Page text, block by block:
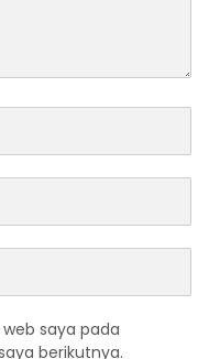
saya pada
berikutnya.